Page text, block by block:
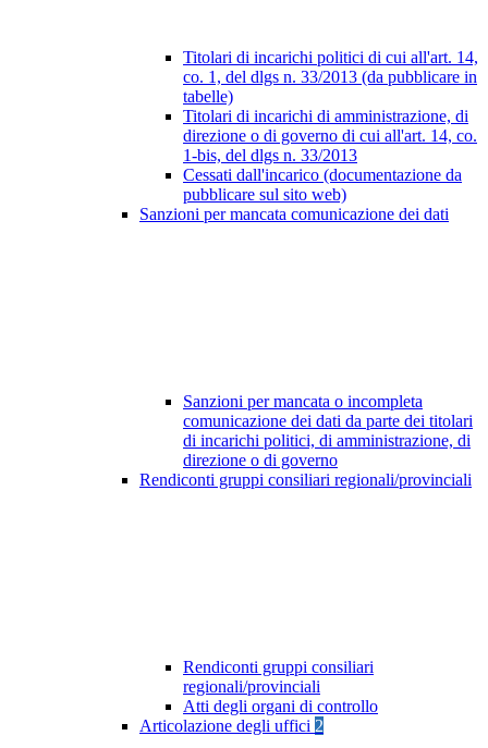
Titolari di incarichi politici di cui all'art. 14,
co. 1, del dlgs n. 33/2013 (da pubblicare in
tabelle)
Titolari di incarichi di amministrazione, di
direzione o di governo di cui all'art. 14, co.
1-bis, del dlgs n. 33/2013
Cessati dall'incarico (documentazione da
pubblicare sul sito web)
Sanzioni per mancata comunicazione dei dati
Sanzioni per mancata o incompleta
comunicazione dei dati da parte dei titolari
di incarichi politici, di amministrazione, di
direzione o di governo
Rendiconti gruppi consiliari regionali/provinciali
Rendiconti gruppi consiliari
regionali/provinciali
Atti degli organi di controllo
Articolazione degli uffici 2